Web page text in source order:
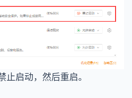
启动，然后重启。